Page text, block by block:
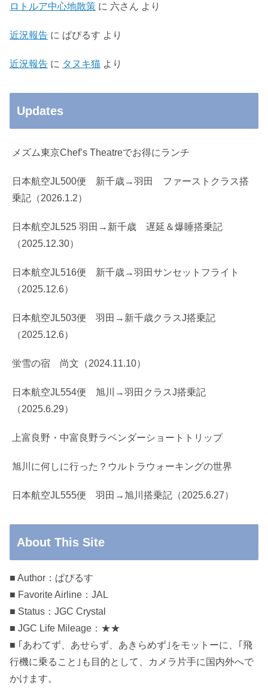
ロトルア中心地散策 に 六さん より
近況報告 に ぱぴるす より
近況報告 に タヌキ猫 より
Updates
メズム東京Chef’s Theatreでお得にランチ
日本航空JL500便 新千歳→羽田 ファーストクラス搭
乗記（2026.1.2）
日本航空JL525 羽田→新千歳 遅延＆爆睡搭乗記
（2025.12.30）
日本航空JL516便 新千歳→羽田サンセットフライト
（2025.12.6）
日本航空JL503便 羽田→新千歳クラスJ搭乗記
（2025.12.6）
蛍雪の宿 尚文（2024.11.10）
日本航空JL554便 旭川→羽田クラスJ搭乗記
（2025.6.29）
上富良野・中富良野ラベンダーショートトリップ
旭川に何しに行った？ウルトラウォーキングの世界
日本航空JL555便 羽田→旭川搭乗記（2025.6.27）
About This Site
■ Author：ぱぴるす
■ Favorite Airline：JAL
■ Status：JGC Crystal
■ JGC Life Mileage：★★
■ ｢あわてず、あせらず、あきらめず｣をモットーに、｢飛
行機に乗ること｣も目的として、カメラ片手に国内外へで
かけます。